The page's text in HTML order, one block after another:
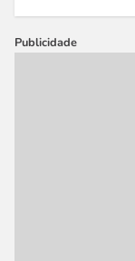
Publicidade